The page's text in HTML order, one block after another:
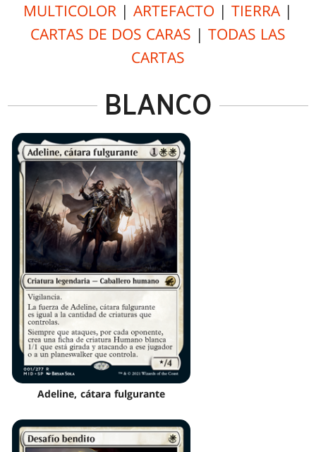
MULTICOLOR | ARTEFACTO | TIERRA|
CARTAS DE DOS CARAS | TODAS LAS
CARTAS
BLANCO
Adeline, cátara fulgurante